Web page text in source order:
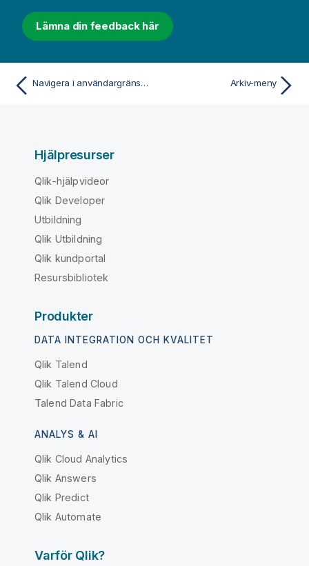
Lämna din feedback här
Navigera i användargränssnittet Arkiv-meny
Hjälpresurser
Qlik-hjälpvideor
Qlik Developer
Utbildning
Qlik Utbildning
Qlik kundportal
Resursbibliotek
Produkter
DATA INTEGRATION OCH KVALITET
Qlik Talend
Qlik Talend Cloud
Talend Data Fabric
ANALYS & AI
Qlik Cloud Analytics
Qlik Answers
Qlik Predict
Qlik Automate
Varför Qlik?